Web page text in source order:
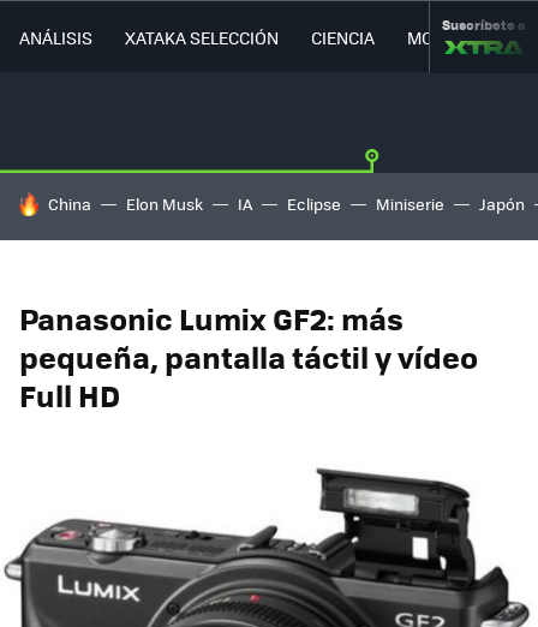
ANÁLISIS XATAKA SELECCIÓN CIENCIA MOVILIDAD
Suscríbete a
HOY SE HABLA DE
China Elon Musk IA Eclipse Miniserie Japón
Panasonic Lumix GF2: más
pequeña, pantalla táctil y vídeo
Full HD